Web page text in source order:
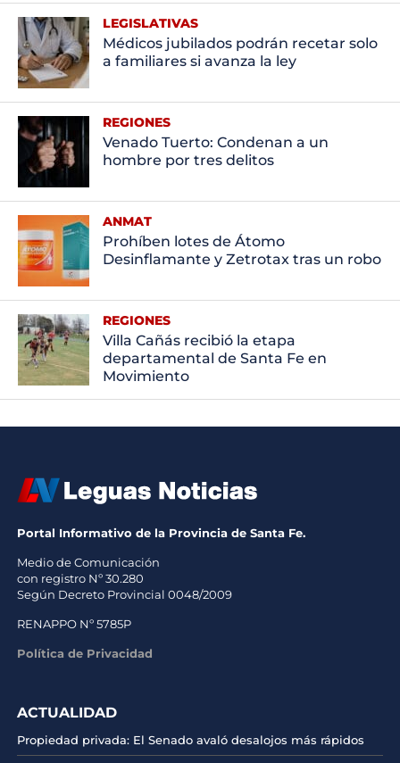
LEGISLATIVAS
Médicos jubilados podrán recetar solo
a familiares si avanza la ley
REGIONES
Venado Tuerto: Condenan a un
hombre por tres delitos
ANMAT
Prohíben lotes de Átomo
Desinflamante y Zetrotax tras un robo
REGIONES
Villa Cañás recibió la etapa
departamental de Santa Fe en
Movimiento
Portal Informativo de la Provincia de Santa Fe.
Medio de Comunicación
con registro Nº 30.280
Según Decreto Provincial 0048/2009
RENAPPO Nº 5785P
Política de Privacidad
ACTUALIDAD
Propiedad privada: El Senado avaló desalojos más rápidos